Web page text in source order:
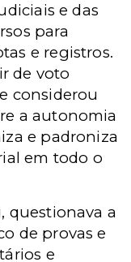
e das
para
e registros.
de voto
considerou
a autonomia
e padroniza
em todo o
questionava a
de provas e
e